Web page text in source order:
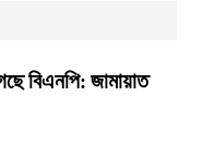
বিএনপি: জামায়াত